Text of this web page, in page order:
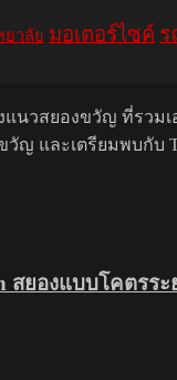
ยาลัย มอเตอร์ไซค์ ร
แนวสยองขวัญ ที่รว
ญ และเตรียมพบกับ
สยองแบบโคตรร